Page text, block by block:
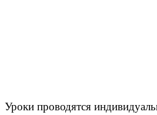
Уроки проводятся